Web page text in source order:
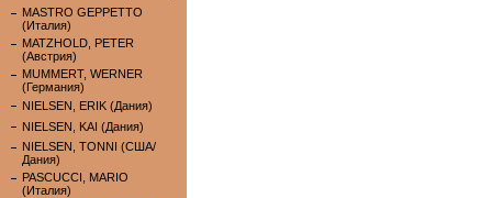
MASTRO GEPPETTO
(Италия)
MATZHOLD, PETER
(Австрия)
MUMMERT, WERNER
(Германия)
NIELSEN, ERIK (Дания)
NIELSEN, KAI (Дания)
NIELSEN, TONNI (США/
Дания)
PASCUCCI, MARIO
(Италия)